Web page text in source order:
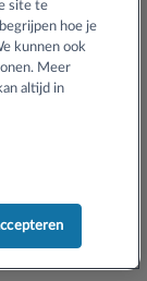
nr 33143504,
site te
hoe je
kunnen ook
Meer
altijd in